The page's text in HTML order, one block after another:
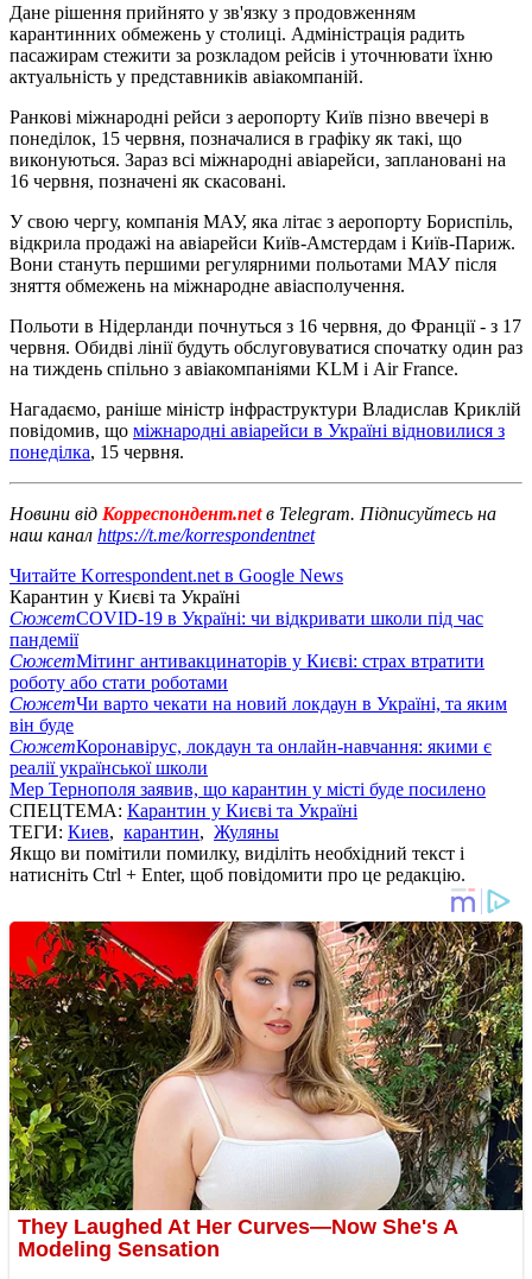
Дане рішення прийнято у зв'язку з продовженням
карантинних обмежень у столиці. Адміністрація радить
пасажирам стежити за розкладом рейсів і уточнювати їхню
актуальність у представників авіакомпаній.
Ранкові міжнародні рейси з аеропорту Київ пізно ввечері в
понеділок, 15 червня, позначалися в графіку як такі, що
виконуються. Зараз всі міжнародні авіарейси, заплановані на
16 червня, позначені як скасовані.
У свою чергу, компанія МАУ, яка літає з аеропорту Бориспіль,
відкрила продажі на авіарейси Київ-Амстердам і Київ-Париж.
Вони стануть першими регулярними польотами МАУ після
зняття обмежень на міжнародне авіасполучення.
Польоти в Нідерланди почнуться з 16 червня, до Франції - з 17
червня. Обидві лінії будуть обслуговуватися спочатку один раз
на тиждень спільно з авіакомпаніями KLM і Air France.
Нагадаємо, раніше міністр інфраструктури Владислав Криклій
повідомив, що міжнародні авіарейси в Україні відновилися з
понеділка, 15 червня.
Новини від Корреспондент.netв Telegram. Підписуйтесь на
наш канал https://t.me/korrespondentnet
Читайте Korrespondent.net в Google News
Карантин у Києві та Україні
СюжетCOVID-19 в Україні: чи відкривати школи під час
пандемії
СюжетМітинг антивакцинаторів у Києві: страх втратити
роботу або стати роботами
СюжетЧи варто чекати на новий локдаун в Україні, та яким
він буде
СюжетКоронавірус, локдаун та онлайн-навчання: якими є
реалії української школи
Мер Тернополя заявив, що карантин у місті буде посилено
СПЕЦТЕМА: Карантин у Києві та Україні
ТЕГИ: Киев, карантин, Жуляны
Якщо ви помітили помилку, виділіть необхідний текст і
натисніть Ctrl + Enter, щоб повідомити про це редакцію.